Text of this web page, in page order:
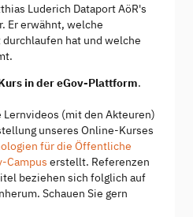
Luderich Dataport AöR's
Er erwähnt, welche
hat und welche
in der eGov-Plattform.
Lernvideos (mit den Akteuren)
unseres Online-Kurses
für die Öffentliche
Campus erstellt. Referenzen
beziehen sich folglich auf
Schauen Sie gern